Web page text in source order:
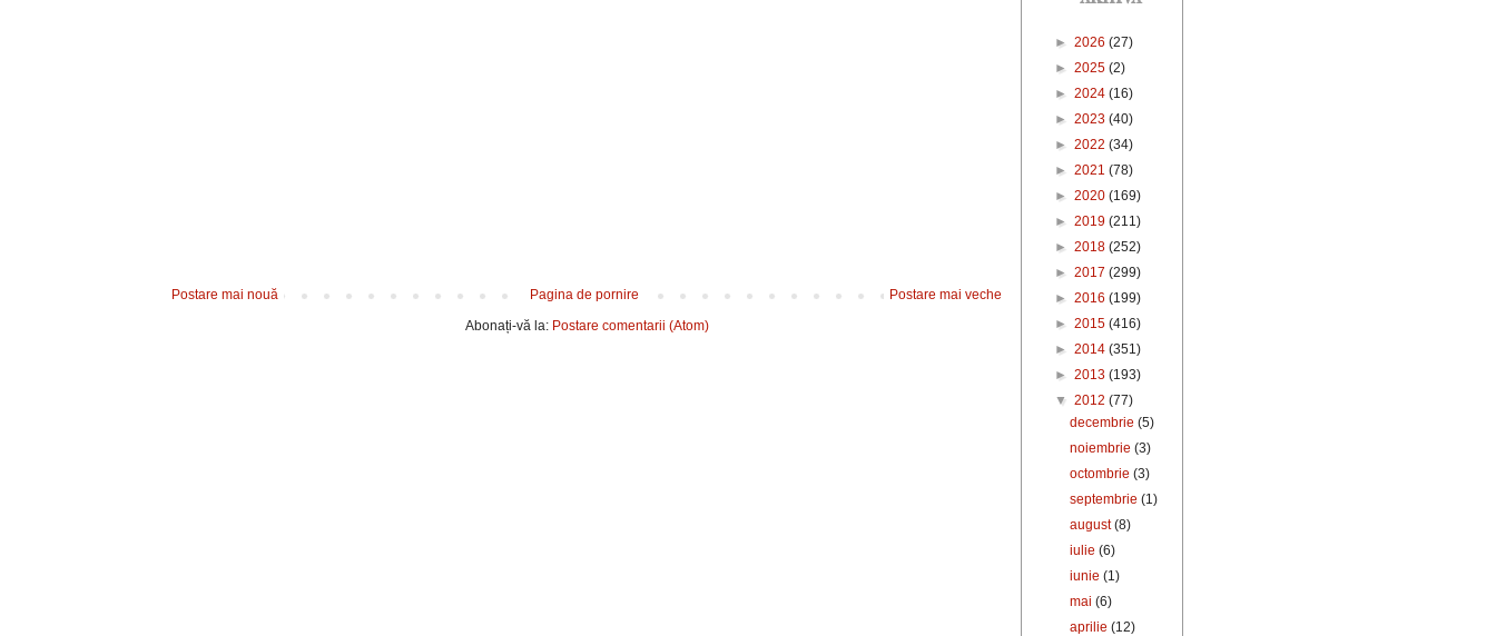
Postare mai nouă Postare mai veche
Pagina de pornire
Abonați-vă la: Postare comentarii (Atom)
► 2026 (27)
► 2025 (2)
► 2024 (16)
► 2023 (40)
► 2022 (34)
► 2021 (78)
► 2020 (169)
► 2019 (211)
► 2018 (252)
► 2017 (299)
► 2016 (199)
► 2015 (416)
► 2014 (351)
► 2013 (193)
▼ 2012 (77)
decembrie(5)
noiembrie(3)
octombrie(3)
septembrie(1)
august(8)
iulie(6)
iunie(1)
mai(6)
aprilie(12)